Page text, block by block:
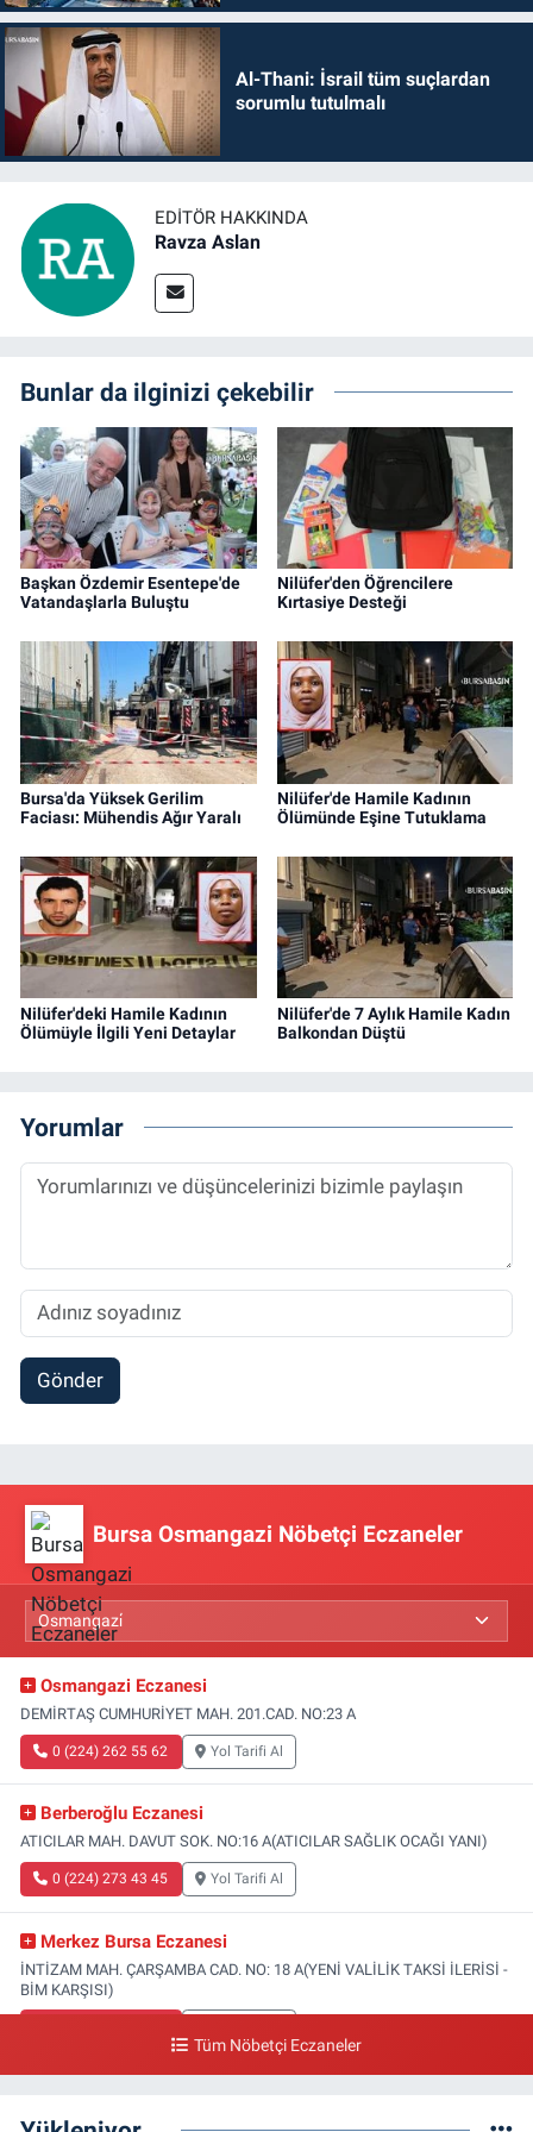
Al-Thani: İsrail tüm suçlardan
sorumlu tutulmalı
EDITÖR HAKKINDA
Ravza Aslan
Bunlar da ilginizi çekebilir
Başkan Özdemir Esentepe'de
Vatandaşlarla Buluştu
Nilüfer'den Öğrencilere
Kırtasiye Desteği
Bursa'da Yüksek Gerilim
Faciası: Mühendis Ağır Yaralı
Nilüfer'de Hamile Kadının
Ölümünde Eşine Tutuklama
Nilüfer'deki Hamile Kadının
Ölümüyle İlgili Yeni Detaylar
Nilüfer'de 7 Aylık Hamile Kadın
Balkondan Düştü
Yorumlar
Gönder
Bursa Osmangazi Nöbetçi Eczaneler
Osmangazi Eczanesi
DEMİRTAŞ CUMHURİYET MAH. 201.CAD. NO:23 A
0 (224) 262 55 62 Yol Tarifi Al
Berberoğlu Eczanesi
ATICILAR MAH. DAVUT SOK. NO:16 A(ATICILAR SAĞLIK OCAĞI YANI)
0 (224) 273 43 45 Yol Tarifi Al
Merkez Bursa Eczanesi
İNTİZAM MAH. ÇARŞAMBA CAD. NO: 18 A(YENİ VALİLİK TAKSİ İLERİSİ -
BİM KARŞISI)
FATİH MAH. DOĞAN CAD. NO:61(BEŞYOL ALTI - FATİH ASM VE KIZ
Tüm Nöbetçi Eczaneler